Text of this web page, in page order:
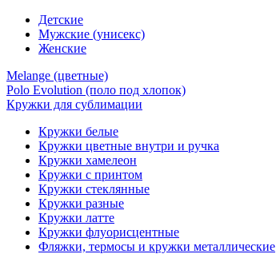
Детские
Мужские (унисекс)
Женские
Melange (цветные)
Polo Evolution (поло под хлопок)
Кружки для сублимации
Кружки белые
Кружки цветные внутри и ручка
Кружки хамелеон
Кружки c принтом
Кружки стеклянные
Кружки разные
Кружки латте
Кружки флуорисцентные
Фляжки, термосы и кружки металлические